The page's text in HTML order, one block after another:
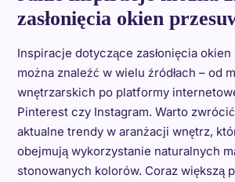
zasłonięcia okien
Inspiracje dotyczące zasłonięcia
można znaleźć w wielu źródłach – od
wnętrzarskich po platformy
Pinterest czy Instagram. Warto
aktualne trendy w aranżacji wnętrz,
obejmują wykorzystanie naturalnych
stonowanych kolorów. Coraz większą